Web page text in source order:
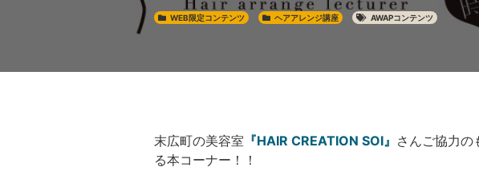
WEB限定コンテンツ ヘアアレンジ講座 AWAPコンテンツ
末広町の美容室 『HAIR CREATION SOI』 さんご協力の
る本コーナー！！